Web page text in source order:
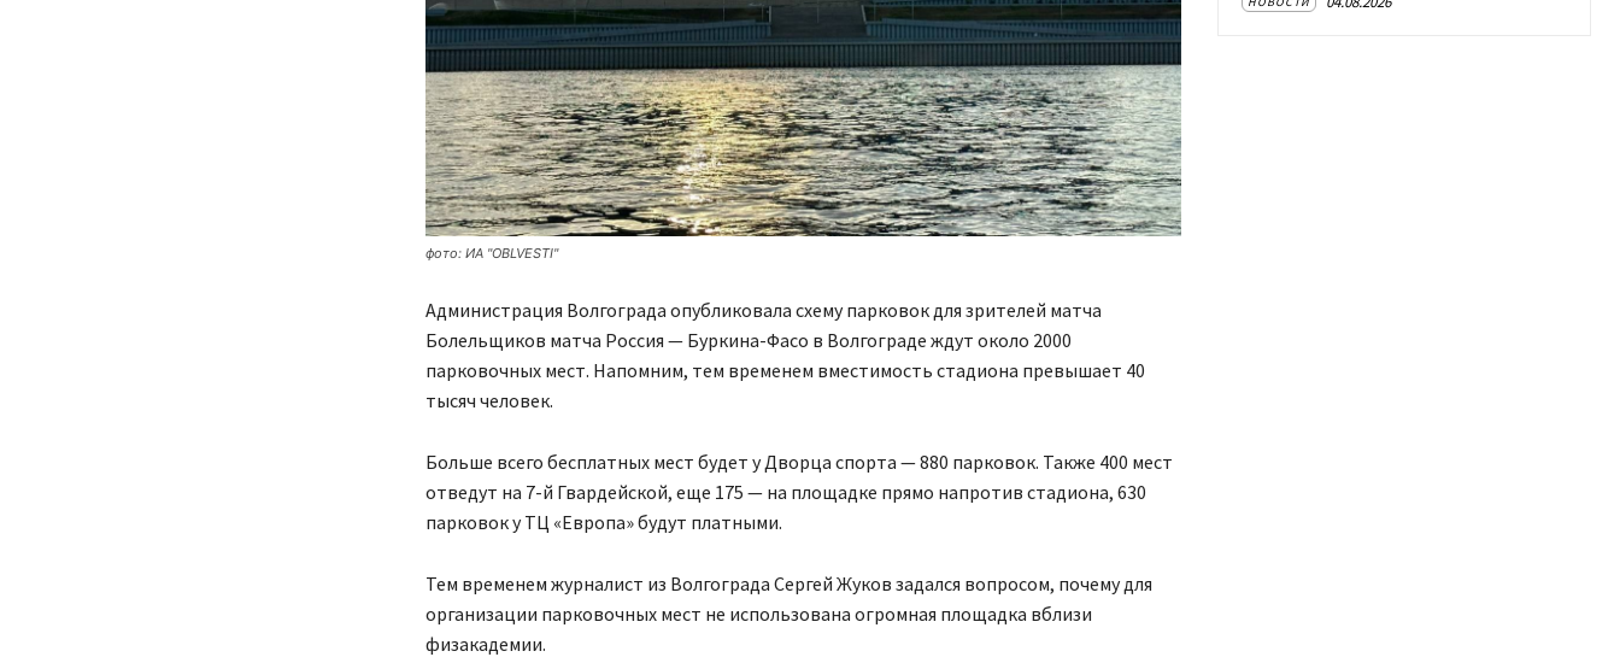
фото: ИА "OBLVESTI"
Администрация Волгограда опубликовала схему парковок для зрителей матча
Болельщиков матча Россия — Буркина-Фасо в Волгограде ждут около 2000
парковочных мест. Напомним, тем временем вместимость стадиона превышает 40
тысяч человек.
Больше всего бесплатных мест будет у Дворца спорта — 880 парковок. Также 400 мест
отведут на 7-й Гвардейской, еще 175 — на площадке прямо напротив стадиона, 630
парковок у ТЦ «Европа» будут платными.
Тем временем журналист из Волгограда Сергей Жуков задался вопросом, почему для
организации парковочных мест не использована огромная площадка вблизи
физакадемии.